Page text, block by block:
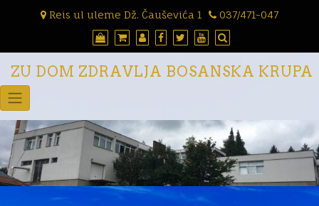
Reis ul uleme Dž. Čauševića 1 037/471-047
ZU DOM ZDRAVLJA BOSANSKA KRUPA